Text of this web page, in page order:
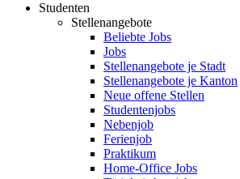
Studenten
Stellenangebote
Beliebte Jobs
Jobs
Stellenangebote je Stadt
Stellenangebote je Kanton
Neue offene Stellen
Studentenjobs
Nebenjob
Ferienjob
Praktikum
Home-Office Jobs